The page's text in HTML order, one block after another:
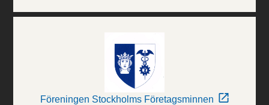
Föreningen Stockholms Företagsminnen